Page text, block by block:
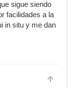
sigue siendo
facilidades a la
in situ y me dan